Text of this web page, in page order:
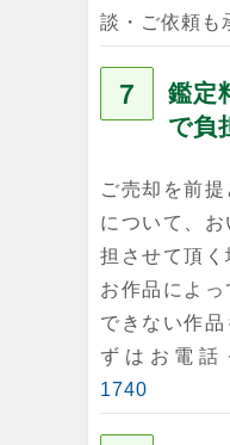
談・ご依頼も
７
鑑定
で負
ご売却を前
について、
担させて頂
お作品によ
できない作品
ずはお電話
1740